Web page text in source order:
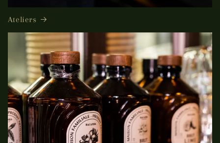
Ateliers